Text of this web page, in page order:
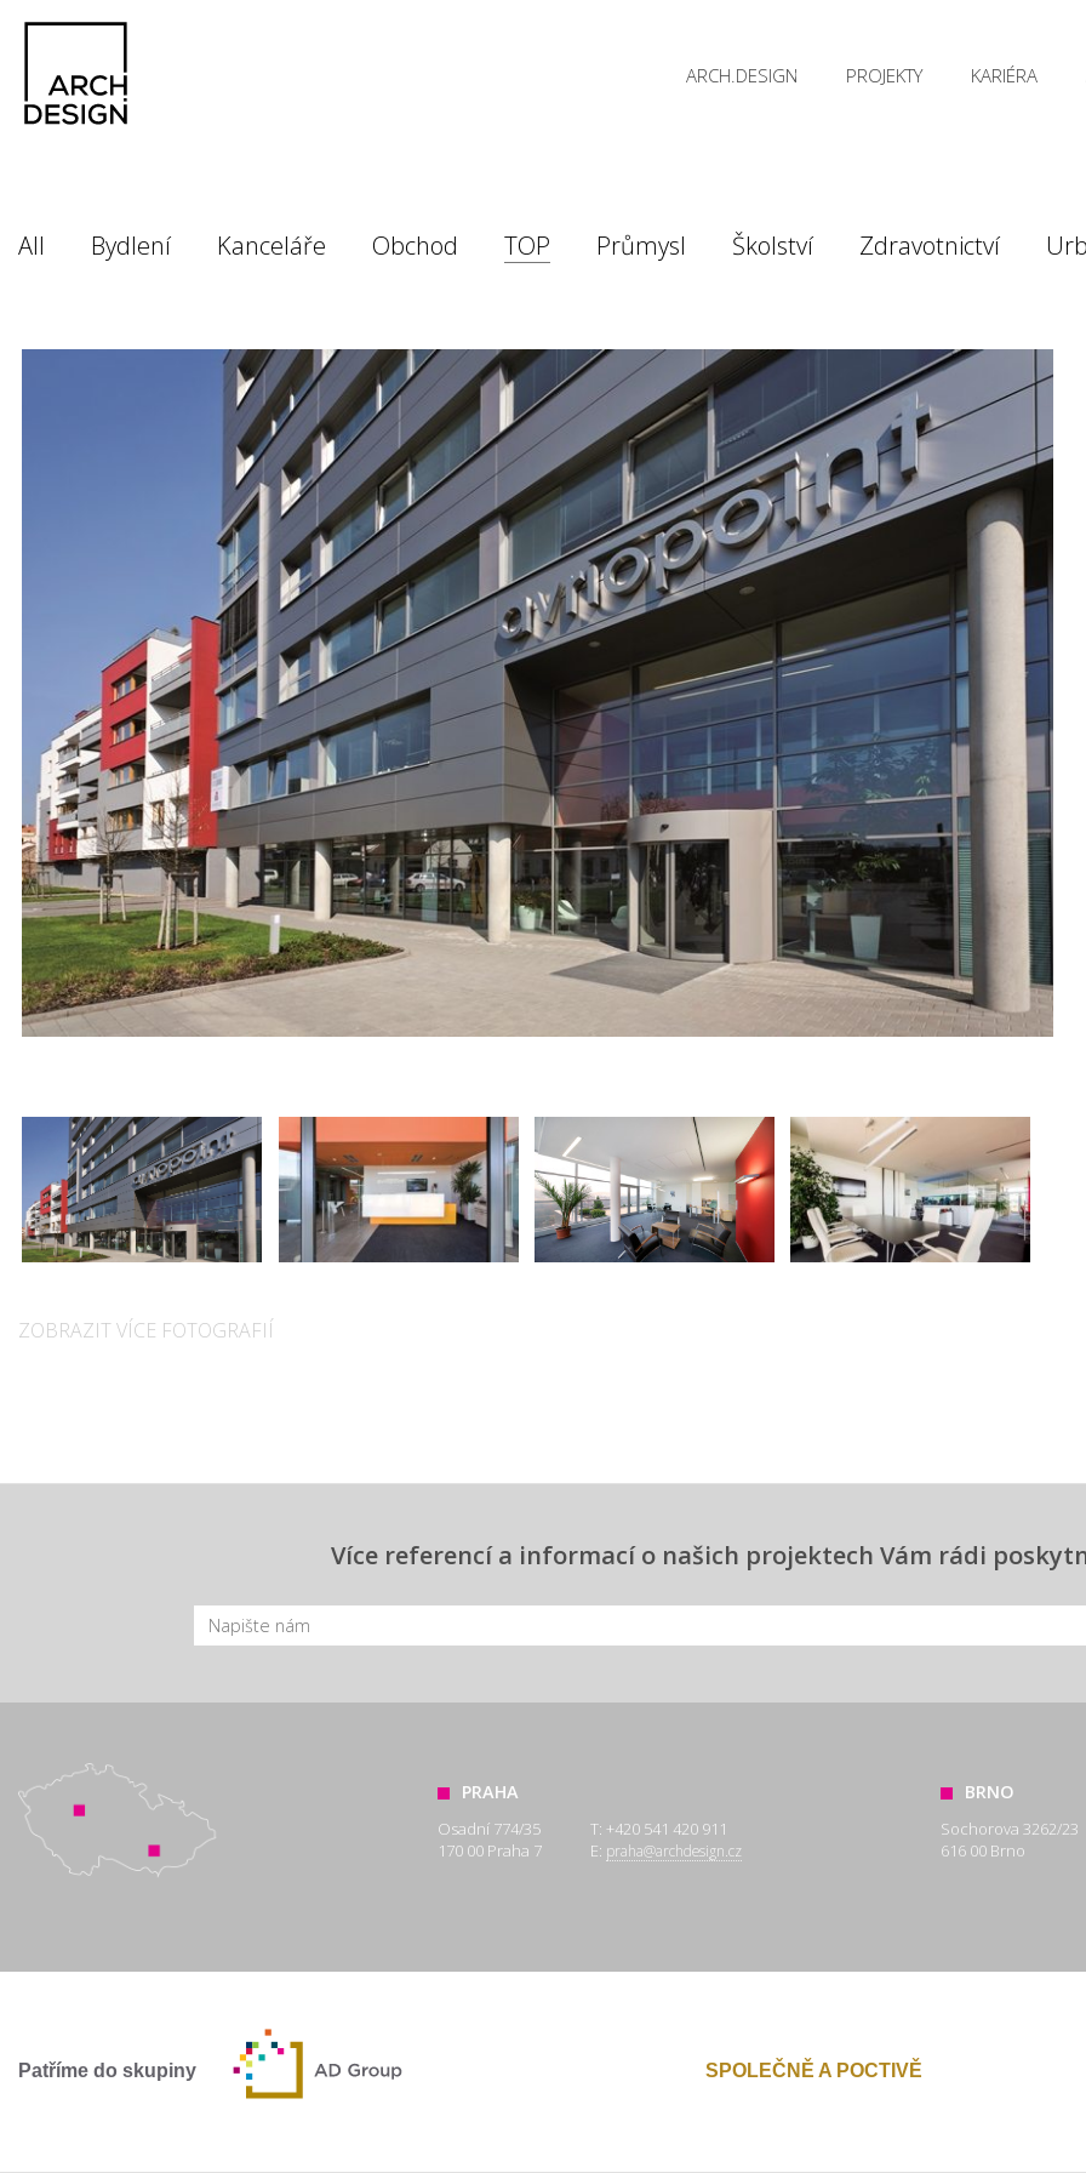
ARCH.DESIGN PROJEKTY KARIÉRA
All Bydlení Kanceláře Obchod TOP Průmysl Školství Zdravotnictví
ZOBRAZIT VÍCE FOTOGRAFIÍ
Více referencí a informací o našich projektech Vám rádi
PRAHA
Osadní 774/35
170 00 Praha 7
T: +420 541 420 911
E: praha@archdesign.cz
BRNO
Sochorova 3262/23
616 00 Brno
Patříme do skupiny SPOLEČNĚ A POCTIVĚ